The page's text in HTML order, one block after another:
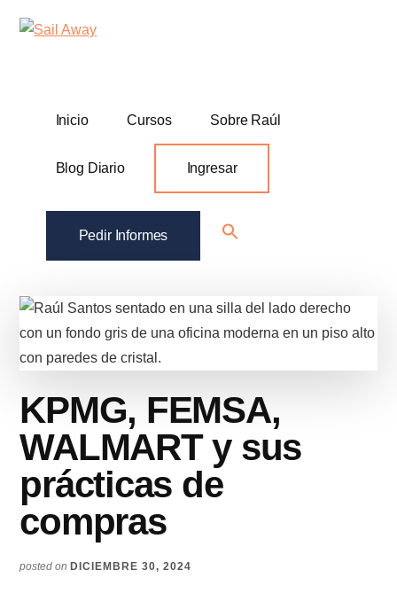
Additional
menu
Sail
Academia
Inicio
Cursos Sobre Raúl
Blog Diario Ingresar
Pedir Informes
Search
KPMG, FEMSA,
WALMART y sus
prácticas de
compras
posted on DICIEMBRE 30, 2024